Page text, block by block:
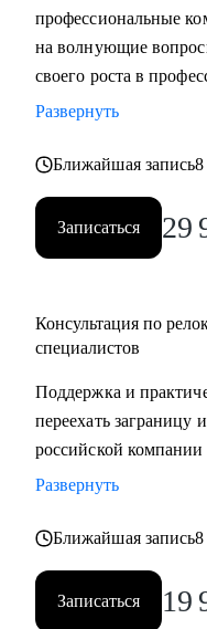
профессиональные
на волнующие
своего роста в
Развернуть
Ближайшая запись8
Записаться 29
Консультация по
специалистов
Поддержка и
переехать заграницу
российской компании
Развернуть
Ближайшая запись8
Записаться 19